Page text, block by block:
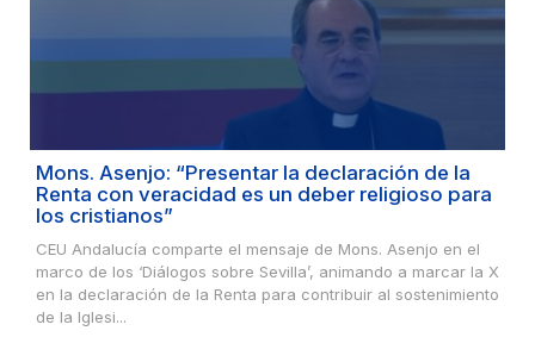
Mons. Asenjo: “Presentar la declaración de la
Renta con veracidad es un deber religioso para
los cristianos”
CEU Andalucía comparte el mensaje de Mons. Asenjo en el
marco de los ‘Diálogos sobre Sevilla’, animando a marcar la X
en la declaración de la Renta para contribuir al sostenimiento
de la Iglesi...